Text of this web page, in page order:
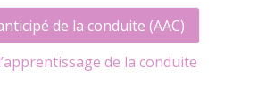
de la conduite (AAC)
de la conduite